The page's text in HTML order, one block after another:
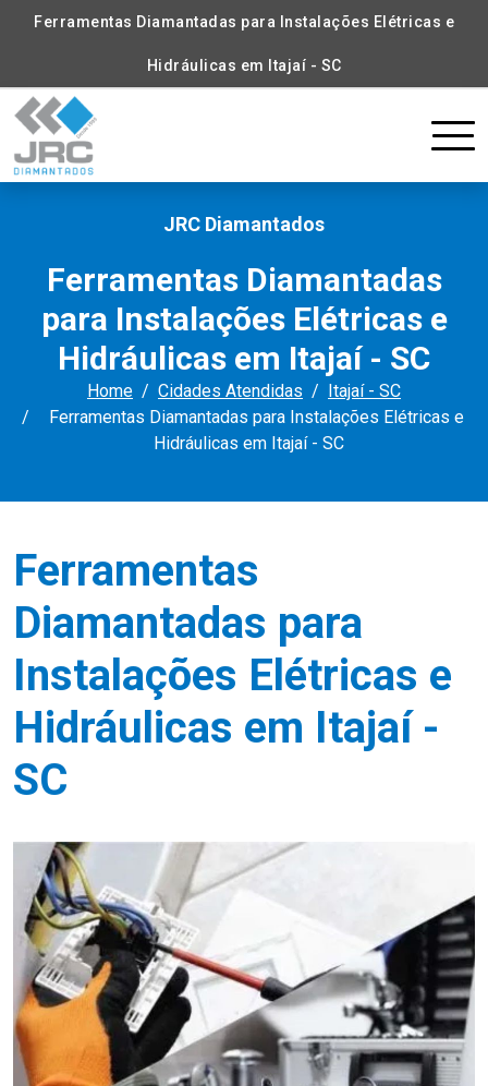
Ferramentas Diamantadas para Instalações Elétricas e
Hidráulicas em Itajaí - SC
JRC Diamantados
Ferramentas Diamantadas
para Instalações Elétricas e
Hidráulicas em Itajaí - SC
Home Cidades Atendidas
Itajaí - SC
Ferramentas Diamantadas para Instalações Elétricas e
Hidráulicas em Itajaí - SC
Ferramentas
Diamantadas para
Instalações Elétricas e
Hidráulicas em Itajaí -
SC